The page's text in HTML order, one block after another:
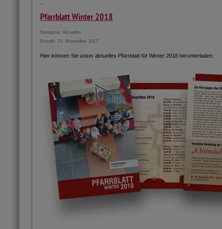
Pfarrblatt Winter 2018
Kategorie: Aktuelles
Erstellt: 24. November 2017
Hier können Sie unser aktuelles Pfarrblatt für Winter 2018 herunterladen.